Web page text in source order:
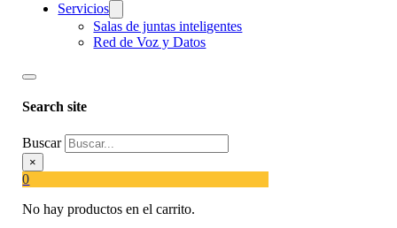
Servicios
Salas de juntas inteligentes
Red de Voz y Datos
Search site
Buscar
×
0
No hay productos en el carrito.